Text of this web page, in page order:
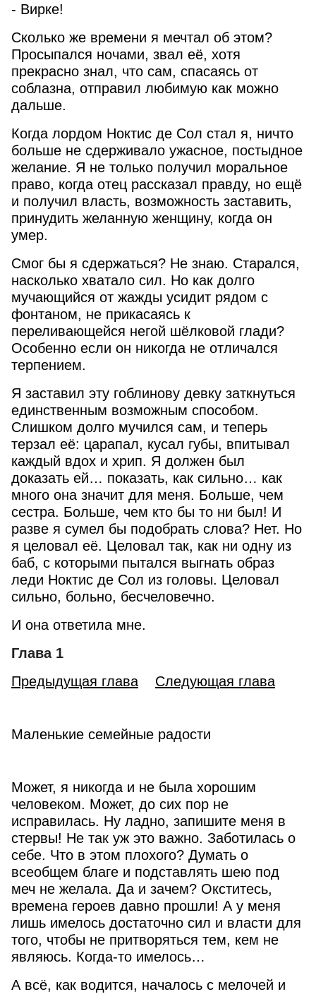
- Вирке!
Сколько же времени я мечтал об этом?
Просыпался ночами, звал её, хотя
прекрасно знал, что сам, спасаясь от
соблазна, отправил любимую как можно
дальше.
Когда лордом Ноктис де Сол стал я, ничто
больше не сдерживало ужасное, постыдное
желание. Я не только получил моральное
право, когда отец рассказал правду, но ещё
и получил власть, возможность заставить,
принудить желанную женщину, когда он
умер.
Смог бы я сдержаться? Не знаю. Старался,
насколько хватало сил. Но как долго
мучающийся от жажды усидит рядом с
фонтаном, не прикасаясь к
переливающейся негой шёлковой глади?
Особенно если он никогда не отличался
терпением.
Я заставил эту гоблинову девку заткнуться
единственным возможным способом.
Слишком долго мучился сам, и теперь
терзал её: царапал, кусал губы, впитывал
каждый вдох и хрип. Я должен был
доказать ей… показать, как сильно… как
много она значит для меня. Больше, чем
сестра. Больше, чем кто бы то ни был! И
разве я сумел бы подобрать слова? Нет. Но
я целовал её. Целовал так, как ни одну из
баб, с которыми пытался выгнать образ
леди Ноктис де Сол из головы. Целовал
сильно, больно, бесчеловечно.
И она ответила мне.
Глава 1
Предыдущая глава
Следующая глава
Маленькие семейные радости
Может, я никогда и не была хорошим
человеком. Может, до сих пор не
исправилась. Ну ладно, запишите меня в
стервы! Не так уж это важно. Заботилась о
себе. Что в этом плохого? Думать о
всеобщем благе и подставлять шею под
меч не желала. Да и зачем? Окститесь,
времена героев давно прошли! А у меня
лишь имелось достаточно сил и власти для
того, чтобы не притворяться тем, кем не
являюсь. Когда-то имелось…
А всё, как водится, началось с мелочей и